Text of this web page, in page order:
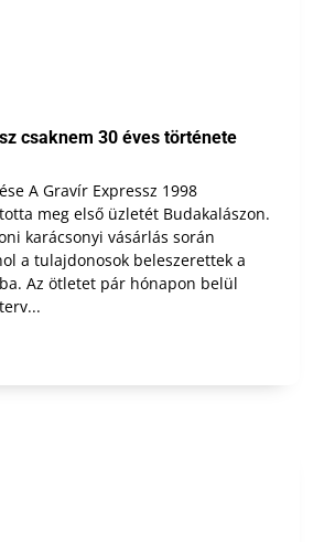
csaknem 30 éves története
A Gravír Expressz 1998
meg első üzletét Budakalászon.
karácsonyi vásárlás során
a tulajdonosok beleszerettek a
Az ötletet pár hónapon belül